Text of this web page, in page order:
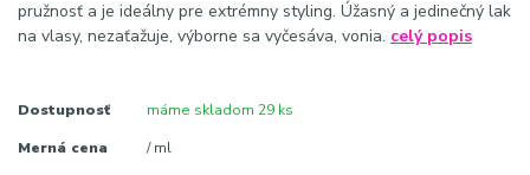
pružnosť a je ideálny pre extrémny styling. Úžasný a jedinečný lak
na vlasy, nezaťažuje, výborne sa vyčesáva, vonia. celý popis
Dostupnosť máme skladom 29 ks
Merná cena / ml